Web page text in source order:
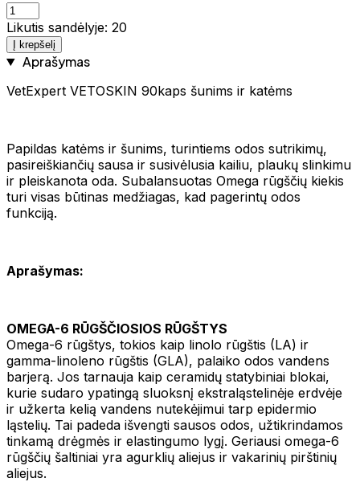
Likutis sandėlyje: 20
Į krepšelį
Aprašymas
VetExpert VETOSKIN 90kaps šunims ir katėms
Papildas katėms ir šunims, turintiems odos sutrikimų,
pasireiškiančių sausa ir susivėlusia kailiu, plaukų slinkimu
ir pleiskanota oda. Subalansuotas Omega rūgščių kiekis
turi visas būtinas medžiagas, kad pagerintų odos
funkciją.
Aprašymas:
OMEGA-6 RŪGŠČIOSIOS RŪGŠTYS
Omega-6 rūgštys, tokios kaip linolo rūgštis (LA) ir
gamma-linoleno rūgštis (GLA), palaiko odos vandens
barjerą. Jos tarnauja kaip ceramidų statybiniai blokai,
kurie sudaro ypatingą sluoksnį ekstraląstelinėje erdvėje
ir užkerta kelią vandens nutekėjimui tarp epidermio
ląstelių. Tai padeda išvengti sausos odos, užtikrindamos
tinkamą drėgmės ir elastingumo lygį. Geriausi omega-6
rūgščių šaltiniai yra agurklių aliejus ir vakarinių pirštinių
aliejus.